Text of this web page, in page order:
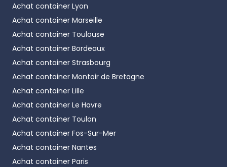
Achat container Lyon
Achat container Marseille
Achat container Toulouse
Achat container Bordeaux
Achat container Strasbourg
Achat container Montoir de Bretagne
Achat container Lille
Achat container Le Havre
Achat container Toulon
Achat container Fos-Sur-Mer
Achat container Nantes
Achat container Paris